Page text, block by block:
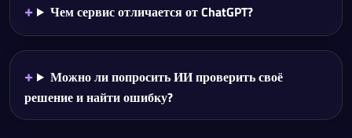
Чем сервис отличается от ChatGPT?
Можно ли попросить ИИ проверить своё
решение и найти ошибку?